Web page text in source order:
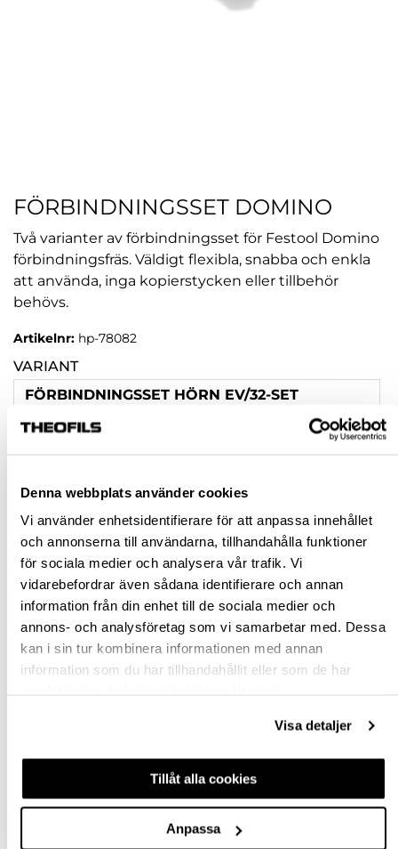
Denna webbplats använder cookies
Vi använder enhetsidentifierare för att anpassa innehållet
och annonserna till användarna, tillhandahålla funktioner
för sociala medier och analysera vår trafik. Vi
vidarebefordrar även sådana identifierare och annan
information från din enhet till de sociala medier och
annons- och analysföretag som vi samarbetar med. Dessa
kan i sin tur kombinera informationen med annan
information som du har tillhandahållit eller som de har
Visa detaljer
Tillåt alla cookies
Anpassa
FÖRBINDNINGSSET DOMINO
Två varianter av förbindningsset för Festool Domino
förbindningsfräs. Väldigt flexibla, snabba och enkla
att använda, inga kopierstycken eller tillbehör
behövs.
Artikelnr: hp-78082
VARIANT
FÖRBINDNINGSSET HÖRN EV/32-SET
FÖRBINDNINGSSET RAK FV/16-SET
st
VÄLJ VARIANT
Snabba leveranser
Hämta i butik
Ledande leverantör i Sverige
FRÅGA OM PRODUKT